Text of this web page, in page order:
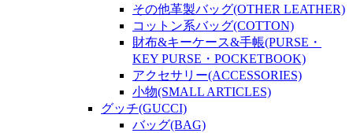
その他革製バッグ(OTHER LEATHER)
コットン系バッグ(COTTON)
財布&キーケース&手帳(PURSE・
KEY PURSE・POCKETBOOK)
アクセサリー(ACCESSORIES)
小物(SMALL ARTICLES)
グッチ(GUCCI)
バッグ(BAG)